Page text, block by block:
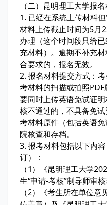
（二）昆明理工大学报
1. 已经在系统上传材料
材料上传截止时间为5月
办理（这个时间段只给
充材料）。逾期不补充
合要求的，报名无效。
2. 报名材料提交方式：
考材料的扫描或拍照
要同时上传英语免试证
核不通过的，不具备免
考材料原件（包括英语
院核查和存档。
3. 报考材料包括以下内
订）：
（1）《昆明理工大学
生“申请-考核”制导师审核
（2）《考生所在单位